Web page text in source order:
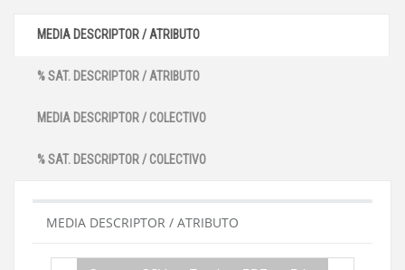
MEDIA DESCRIPTOR / ATRIBUTO
% SAT. DESCRIPTOR / ATRIBUTO
MEDIA DESCRIPTOR / COLECTIVO
% SAT. DESCRIPTOR / COLECTIVO
MEDIA DESCRIPTOR / ATRIBUTO